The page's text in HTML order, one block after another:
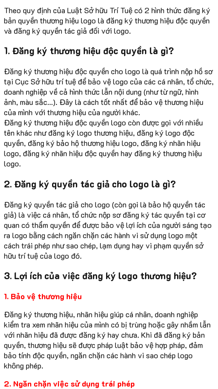
Theo quy định của Luật Sở hữu Trí Tuệ có 2 hình thức đăng ký
bản quyền thương hiệu logo là đăng ký thương hiệu độc quyền
và đăng ký quyền tác giả đối với logo.
1. Đăng ký thương hiệu độc quyền là gì?
Đăng ký thương hiệu độc quyền cho logo là quá trình nộp hồ sơ
tại Cục Sở hữu trí tuệ để bảo vệ logo của các cá nhân, tổ chức,
doanh nghiệp về cả hình thức lẫn nội dung (như từ ngữ, hình
ảnh, màu sắc…). Đây là cách tốt nhất để bảo vệ thương hiệu
của mình với thương hiệu của người khác.
Đăng ký thương hiệu độc quyền logo còn được gọi với nhiều
tên khác như đăng ký logo thương hiệu, đăng ký logo độc
quyền, đăng ký bảo hộ thương hiệu logo, đăng ký nhãn hiệu
logo, đăng ký nhãn hiệu độc quyền hay đăng ký thương hiệu
logo.
2. Đăng ký quyền tác giả cho logo là gì?
Đăng ký quyền tác giả cho logo (còn gọi là bảo hộ quyền tác
giả) là việc cá nhân, tổ chức nộp sơ đăng ký tác quyền tại cơ
quan có thẩm quyền để được bảo vệ lợi ích của người sáng tạo
ra logo bằng cách ngăn chặn các hành vi sử dụng logo một
cách trái phép như sao chép, lạm dụng hay vi phạm quyền sở
hữu trí tuệ của logo đó.
3. Lợi ích của việc đăng ký logo thương hiệu?
1. Bảo vệ thương hiệu
Đăng ký thương hiệu, nhãn hiệu giúp cá nhân, doanh nghiệp
kiểm tra xem nhãn hiệu của mình có bị trùng hoặc gây nhầm lẫn
với nhãn hiệu đã được đăng ký hay chưa. Khi đã đăng ký bản
quyền, thương hiệu sẽ được pháp luật bảo vệ hợp pháp, đảm
bảo tính độc quyền, ngăn chặn các hành vi sao chép logo
không phép.
2. Ngăn chặn việc sử dụng trái phép